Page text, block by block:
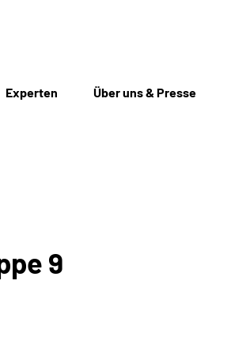
Experten Über uns & Presse
9